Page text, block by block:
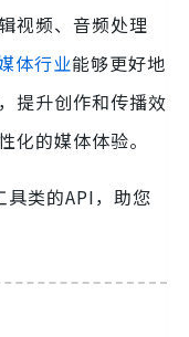
视频、音频处理
体行业能够更好地
提升创作和传播效
化的媒体体验。
具类的API，助您